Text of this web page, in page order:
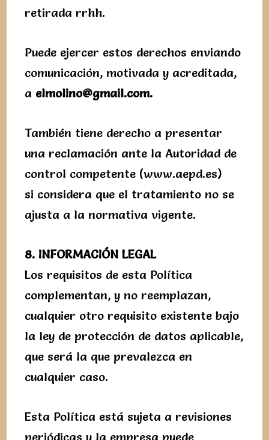
retirada rrhh.
Puede ejercer estos derechos enviando
comunicación, motivada y acreditada,
a elmolino@gmail.com.
También tiene derecho a presentar
una reclamación ante la Autoridad de
control competente (www.aepd.es)
si considera que el tratamiento no se
ajusta a la normativa vigente.
8. INFORMACIÓN LEGAL
Los requisitos de esta Política
complementan, y no reemplazan,
cualquier otro requisito existente bajo
la ley de protección de datos aplicable,
que será la que prevalezca en
cualquier caso.
Esta Política está sujeta a revisiones
periódicas y la empresa puede